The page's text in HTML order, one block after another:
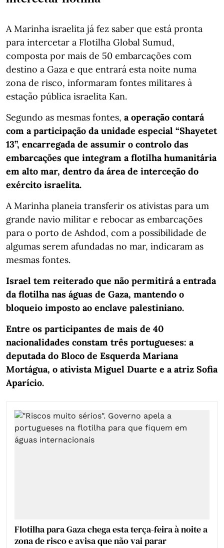
A Marinha israelita já fez saber que está pronta
para intercetar a Flotilha Global Sumud,
composta por mais de 50 embarcações com
destino a Gaza e que entrará esta noite numa
zona de risco, informaram fontes militares à
estação pública israelita Kan.
Segundo as mesmas fontes, a operação contará
com a participação da unidade especial “Shayetet
13”, encarregada de assumir o controlo das
embarcações que integram a flotilha humanitária
em alto mar, dentro da área de interceção do
exército israelita.
A Marinha planeia transferir os ativistas para um
grande navio militar e rebocar as embarcações
para o porto de Ashdod, com a possibilidade de
algumas serem afundadas no mar, indicaram as
mesmas fontes.
Israel tem reiterado que não permitirá a entrada
da flotilha nas águas de Gaza, mantendo o
bloqueio imposto ao enclave palestiniano.
Entre os participantes de mais de 40
nacionalidades constam três portugueses: a
deputada do Bloco de Esquerda Mariana
Mortágua, o ativista Miguel Duarte e a atriz Sofia
Aparício.
Flotilha para Gaza chega esta terça-feira à noite a
zona de risco e avisa que não vai parar